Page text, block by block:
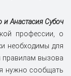
Анастасия Субоч
профессии, о
необходимы для
правилам вызова
нужно сообщать